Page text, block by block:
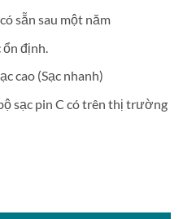
có sẵn sau một năm
ổn định.
cao (Sạc nhanh)
sạc pin C có trên thị trường